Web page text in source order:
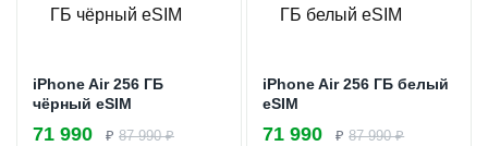
iPhone Air 256 ГБ
чёрный eSIM
71 990 ₽ 87 990 ₽
iPhone Air 256 ГБ белый
eSIM
71 990 ₽87 990 ₽